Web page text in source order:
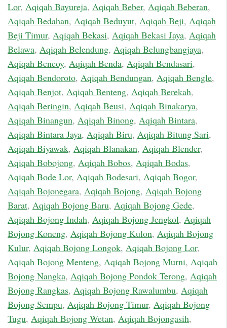
Lor, Aqiqah Bayureja, Aqiqah Beber, Aqiqah Beberan,
Aqiqah Bedahan, Aqiqah Beduyut, Aqiqah Beji, Aqiqah
Beji Timur, Aqiqah Bekasi, Aqiqah Bekasi Jaya, Aqiqah
Belawa, Aqiqah Belendung, Aqiqah Belungbangjaya,
Aqiqah Bencoy, Aqiqah Benda, Aqiqah Bendasari,
Aqiqah Bendoroto, Aqiqah Bendungan, Aqiqah Bengle,
Aqiqah Benjot, Aqiqah Benteng, Aqiqah Berekah,
Aqiqah Beringin, Aqiqah Beusi, Aqiqah Binakarya,
Aqiqah Binangun, Aqiqah Binong, Aqiqah Bintara,
Aqiqah Bintara Jaya, Aqiqah Biru, Aqiqah Bitung Sari,
Aqiqah Biyawak, Aqiqah Blanakan, Aqiqah Blender,
Aqiqah Bobojong, Aqiqah Bobos, Aqiqah Bodas,
Aqiqah Bode Lor, Aqiqah Bodesari, Aqiqah Bogor,
Aqiqah Bojonegara, Aqiqah Bojong, Aqiqah Bojong
Barat, Aqiqah Bojong Baru, Aqiqah Bojong Gede,
Aqiqah Bojong Indah, Aqiqah Bojong Jengkol, Aqiqah
Bojong Koneng, Aqiqah Bojong Kulon, Aqiqah Bojong
Kulur, Aqiqah Bojong Longok, Aqiqah Bojong Lor,
Aqiqah Bojong Menteng, Aqiqah Bojong Murni, Aqiqah
Bojong Nangka, Aqiqah Bojong Pondok Terong, Aqiqah
Bojong Rangkas, Aqiqah Bojong Rawalumbu, Aqiqah
Bojong Sempu, Aqiqah Bojong Timur, Aqiqah Bojong
Tugu, Aqiqah Bojong Wetan, Aqiqah Bojongasih,